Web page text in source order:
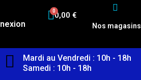
0,00 €
Nos magasins
Mardi au Vendredi : 10h - 18h
Samedi : 10h - 18h